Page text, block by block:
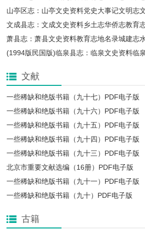
文献
一些稀缺和绝版书籍（九十七）PDF电子版
一些稀缺和绝版书籍（九十六）PDF电子版
一些稀缺和绝版书籍（九十五）PDF电子版
一些稀缺和绝版书籍（九十四）PDF电子版
一些稀缺和绝版书籍（九十三）PDF电子版
北京市重要文献选编（16册）PDF电子版
一些稀缺和绝版书籍（九十一）PDF电子版
一些稀缺和绝版书籍（九十）PDF电子版
古籍
一些稀缺和绝版书籍（九十一）PDF电子版